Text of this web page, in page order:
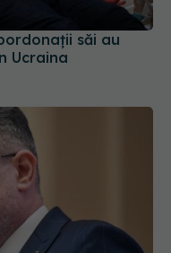
săi au
Ucraina